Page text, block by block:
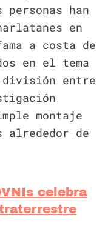
han
en
a costa de
en el tema
división entre
montaje
de
celebra